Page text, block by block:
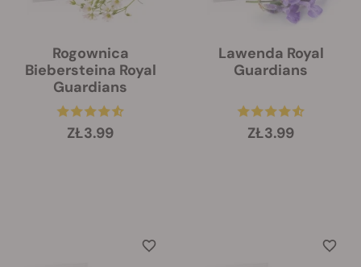
Rogownica
Biebersteina Royal
Guardians
ZŁ3.99
Lawenda Royal
Guardians
ZŁ3.99